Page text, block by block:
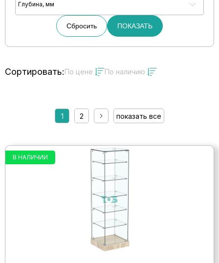
Глубина, мм
Сбросить ПОКАЗАТЬ
Сортировать:По цене По наличию
1 2 показать все
В НАЛИЧИИ